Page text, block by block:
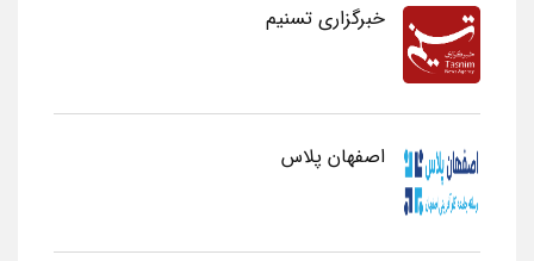
خبرگزاری تسنیم
اصفهان پلاس